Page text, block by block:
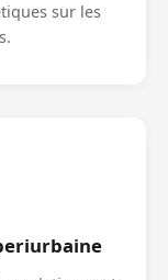
sur les